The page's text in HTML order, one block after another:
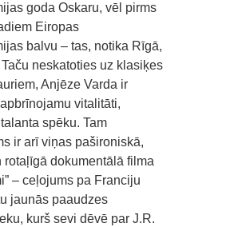
goda Oskaru, vēl pirms
Eiropas
balvu – tas, notika Rīgā,
neskatoties uz klasiķes
Anjēze Varda ir
vitalitāti,
spēku. Tam
ir arī viņas pašironiskā,
rotaļīgā dokumentālā filma
– ceļojums pa Franciju
jaunās paaudzes
kurš sevi dēvē par J.R.